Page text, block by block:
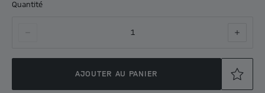
Quantité
1
AJOUTER AU PANIER